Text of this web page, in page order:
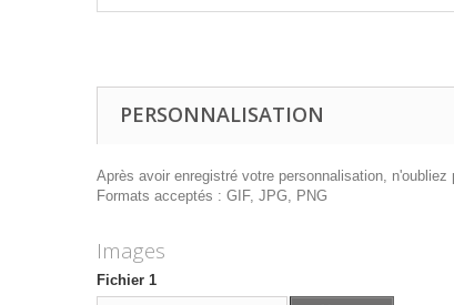
PERSONNALISATION
Après avoir enregistré votre personnalisation, n'oubliez
Formats acceptés : GIF, JPG, PNG
Images
Fichier 1